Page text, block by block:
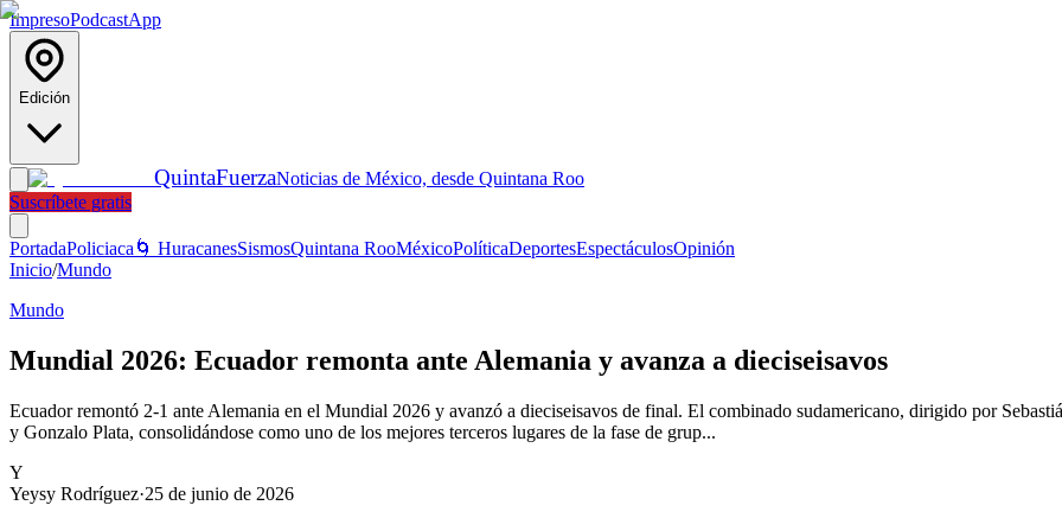
ImpresoPodcastApp
Edición
QuintaFuerzaNoticias de México, desde Quintana Roo
Suscríbete gratis
PortadaPoliciaca 🌀 HuracanesSismosQuintana RooMéxicoPolíticaDeportesEspectáculosOpinión
Inicio/Mundo
Mundo
Mundial 2026: Ecuador remonta ante Alemania y avanza a dieciseisavos
Ecuador remontó 2-1 ante Alemania en el Mundial 2026 y avanzó a dieciseisavos de final. El combinado sudamericano, dirigido por
y Gonzalo Plata, consolidándose como uno de los mejores terceros lugares de la fase de grup...
Y
Yeysy Rodríguez·25 de junio de 2026